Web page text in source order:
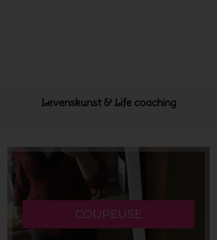
Levenskunst & Life coaching
COUPEUSE